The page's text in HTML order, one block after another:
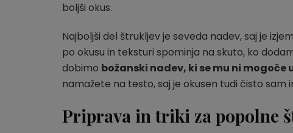
boljši okus.
Najboljši del štrukljev je seveda nadev, saj je
po okusu in teksturi spominja na skuto, ko
dobimo božanski nadev, ki se mu ni mogoče
namažete na testo, saj je okusen tudi čisto sam
Priprava in triki za popolne